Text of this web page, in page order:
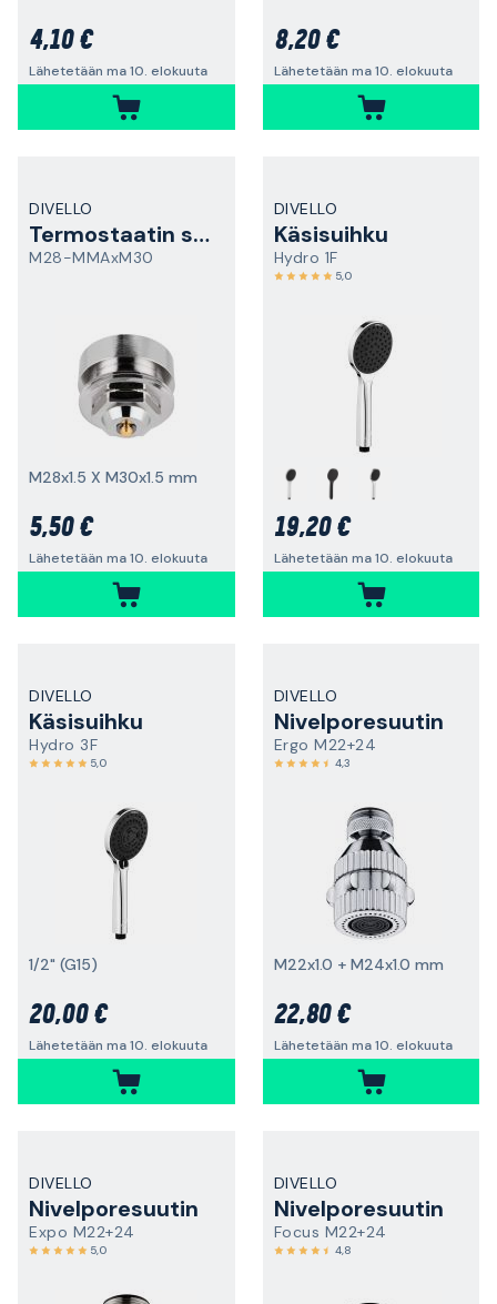
4,10 €
Lähetetään ma 10. elokuuta
8,20 €
Lähetetään ma 10. elokuuta
DIVELLO
Termostaatin sovitin
M28-MMAxM30
M28x1.5 X M30x1.5 mm
5,50 €
Lähetetään ma 10. elokuuta
DIVELLO
Käsisuihku
Hydro 1F
5,0
19,20 €
Lähetetään ma 10. elokuuta
DIVELLO
Käsisuihku
Hydro 3F
5,0
1/2" (G15)
20,00 €
Lähetetään ma 10. elokuuta
DIVELLO
Nivelporesuutin
Ergo M22+24
4,3
M22x1.0 + M24x1.0 mm
22,80 €
Lähetetään ma 10. elokuuta
DIVELLO
Nivelporesuutin
Expo M22+24
5,0
DIVELLO
Nivelporesuutin
Focus M22+24
4,8